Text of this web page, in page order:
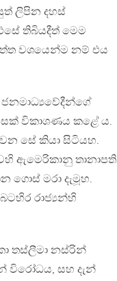
ලිපින දහස්
තිබියදීත් මෙම
වශයෙන්ම නම් එය
ජනමාධ්‍යවේදීන්ගේ
විකාශණය කළේ ය.
සේ කියා සිටියහ.
ඇමෙරිකානු තානාපති
ගොස් මරා දැමූහ.
රාජ්‍යන්හි
තස්ලීමා නස්රින්
විරෝධය, සහ දැන්